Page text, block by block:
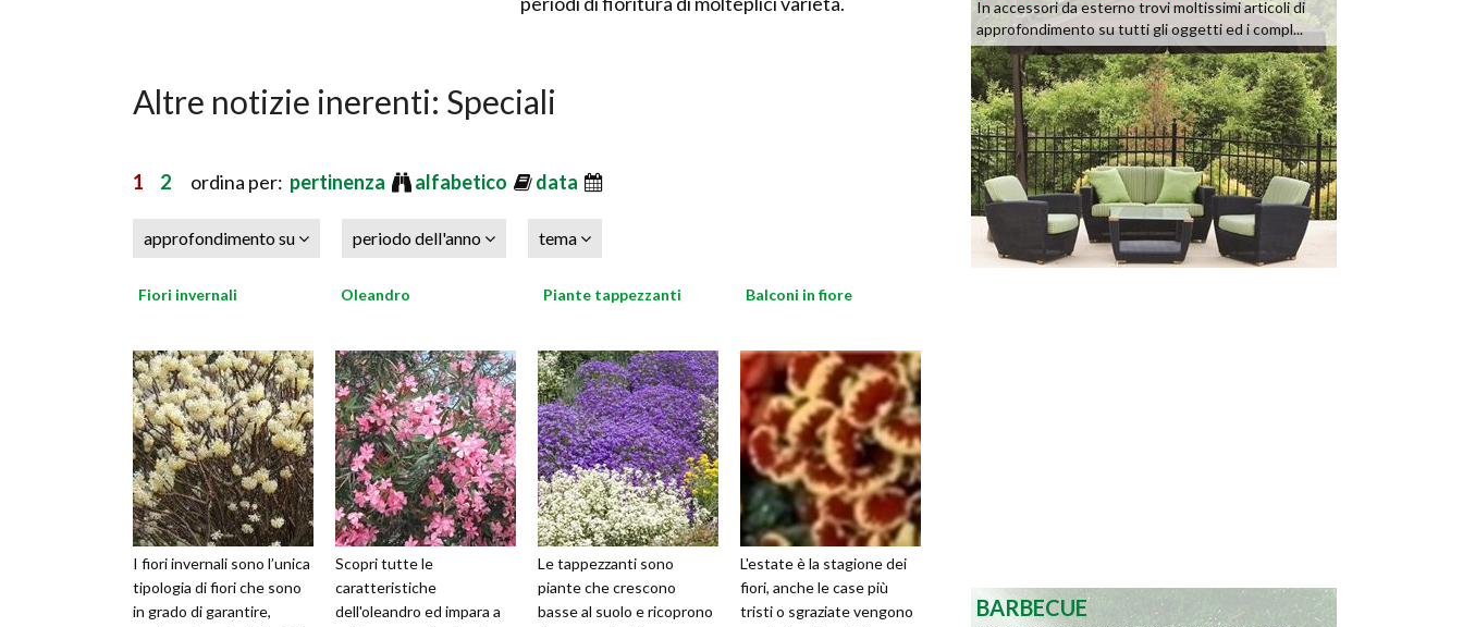
Altre notizie inerenti: Speciali
1 2 ordina per: pertinenza alfabetico data
approfondimento su periodo dell'anno tema
Fiori invernali
I fiori invernali sono l’unica
tipologia di fiori che sono
in grado di garantire,
Oleandro
Scopri tutte le
caratteristiche
dell'oleandro ed impara a
Piante tappezzanti
Le tappezzanti sono
piante che crescono
basse al suolo e ricoprono
Balconi in fiore
L'estate è la stagione dei
fiori, anche le case più
tristi o sgraziate vengono
In accessori da esterno trovi moltissimi articoli di
approfondimento su tutti gli oggetti ed i compl...
BARBECUE